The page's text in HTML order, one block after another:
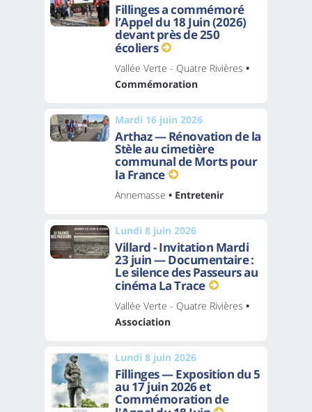
Fillinges a commémoré
l’Appel du 18 Juin (2026)
devant près de 250
écoliers
Vallée Verte - Quatre Rivières •
Commémoration
Mardi 16 juin 2026
Arthaz — Rénovation de la
Stèle au cimetière
communal de Morts pour
la France
Annemasse • Entretenir
Lundi 8 juin 2026
Villard - Invitation Mardi
23 juin — Documentaire :
Le silence des Passeurs au
cinéma La Trace
Vallée Verte - Quatre Rivières •
Association
Lundi 8 juin 2026
Fillinges — Exposition du 5
au 17 juin 2026 et
Commémoration de